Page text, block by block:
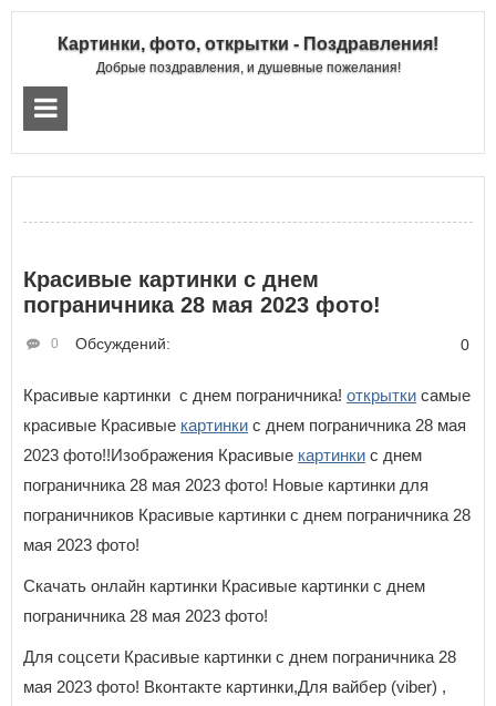
Картинки, фото, открытки - Поздравления!
Добрые поздравления, и душевные пожелания!
Красивые картинки с днем
пограничника 28 мая 2023 фото!
Обсуждений:
0 0
Красивые картинки с днем пограничника! открытки самые
красивые Красивые картинки с днем пограничника 28 мая
2023 фото!!Изображения Красивые картинки с днем
пограничника 28 мая 2023 фото! Новые картинки для
пограничников Красивые картинки с днем пограничника 28
мая 2023 фото!
Скачать онлайн картинки Красивые картинки с днем
пограничника 28 мая 2023 фото!
Для соцсети Красивые картинки с днем пограничника 28
мая 2023 фото! Вконтакте картинки,Для вайбер (viber) ,